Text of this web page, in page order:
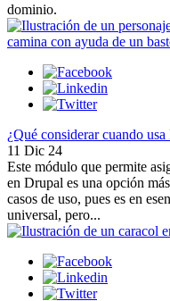
dominio.
¿Qué considerar cuando
11 Dic 24
Este módulo que permite
en Drupal es una opción
casos de uso, pues es en
universal, pero...